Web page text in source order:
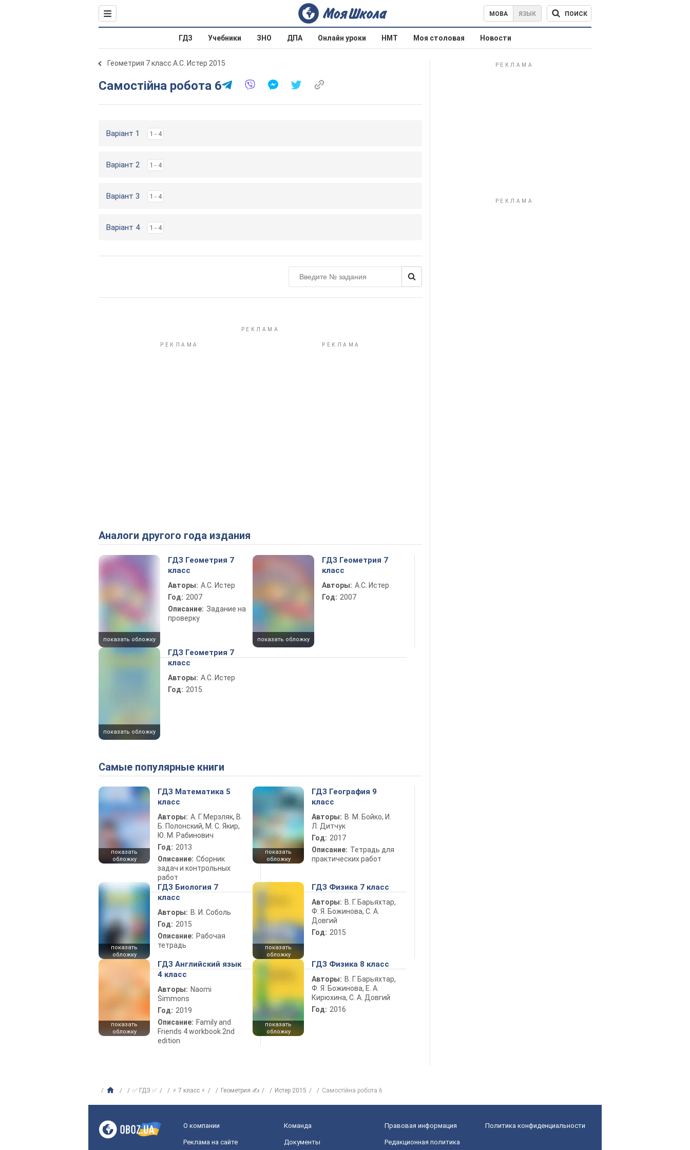
МОВА ЯЗЫК ПОИСК
ГДЗ Учебники ЗНО ДПА Онлайн уроки НМТ Моя столовая Новости
Геометрия 7 класс А.С. Истер 2015
Самостійна робота 6
Варіант 1 1 - 4
Варіант 2 1 - 4
Варіант 3 1 - 4
Варіант 4 1 - 4
Аналоги другого года издания
показать обложку
ГДЗ Геометрия 7
класс
Авторы: А.С. Истер
Год: 2007
Описание: Задание на
проверку
показать обложку
ГДЗ Геометрия 7
класс
Авторы: А.С. Истер
Год: 2007
показать обложку
ГДЗ Геометрия 7
класс
Авторы: А.С. Истер
Год: 2015
Самые популярные книги
показать
обложку
ГДЗ Математика 5
класс
Авторы: А. Г. Мерзляк, В.
Б. Полонский, М. С. Якир,
Ю. М. Рабинович
Год: 2013
Описание: Сборник
задач и контрольных
работ
показать
обложку
ГДЗ География 9
класс
Авторы: В. М. Бойко, И.
Л. Дитчук
Год: 2017
Описание: Тетрадь для
практических работ
показать
обложку
ГДЗ Биология 7
класс
Авторы: В. И. Соболь
Год: 2015
Описание: Рабочая
тетрадь
показать
обложку
ГДЗ Физика 7 класс
Авторы: В. Г. Барьяхтар,
Ф. Я. Божинова, С. А.
Довгий
Год: 2015
показать
обложку
ГДЗ Английский язык
4 класс
Авторы: Naomi
Simmons
Год: 2019
Описание: Family and
Friends 4 workbook 2nd
edition
показать
обложку
ГДЗ Физика 8 класс
Авторы: В. Г. Барьяхтар,
Ф. Я. Божинова, Е. А.
Кирюхина, С. А. Довгий
Год: 2016
✅ ГДЗ ✅ ⚡ 7 класс ⚡ Геометрия ✍ Истер 2015 Самостійна робота 6
О компании Команда Правовая информация Политика конфиденциальности
Реклама на сайте Документы Редакционная политика